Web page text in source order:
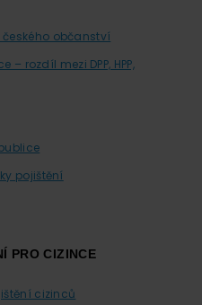
občanství
rozdíl mezi DPP, HPP,
pojištění
PRO CIZINCE
cizinců